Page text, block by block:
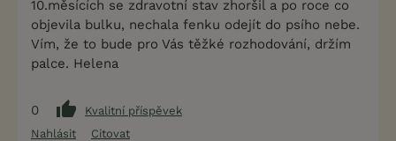
10.měsících se zdravotní stav zhoršil a po roce co
objevila bulku, nechala fenku odejít do psího nebe.
Vím, že to bude pro Vás těžké rozhodování, držím
palce. Helena
0
Kvalitní příspěvek
Nahlásit
Citovat